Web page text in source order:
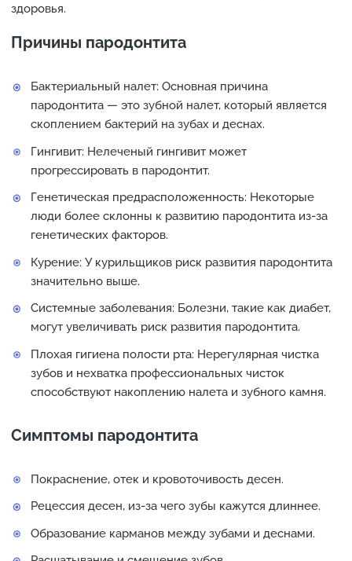
здоровья.
Причины пародонтита
Бактериальный налет: Основная причина
пародонтита — это зубной налет, который является
скоплением бактерий на зубах и деснах.
Гингивит: Нелеченый гингивит может
прогрессировать в пародонтит.
Генетическая предрасположенность: Некоторые
люди более склонны к развитию пародонтита из-за
генетических факторов.
Курение: У курильщиков риск развития пародонтита
значительно выше.
Системные заболевания: Болезни, такие как диабет,
могут увеличивать риск развития пародонтита.
Плохая гигиена полости рта: Нерегулярная чистка
зубов и нехватка профессиональных чисток
способствуют накоплению налета и зубного камня.
Симптомы пародонтита
Покраснение, отек и кровоточивость десен.
Рецессия десен, из-за чего зубы кажутся длиннее.
Образование карманов между зубами и деснами.